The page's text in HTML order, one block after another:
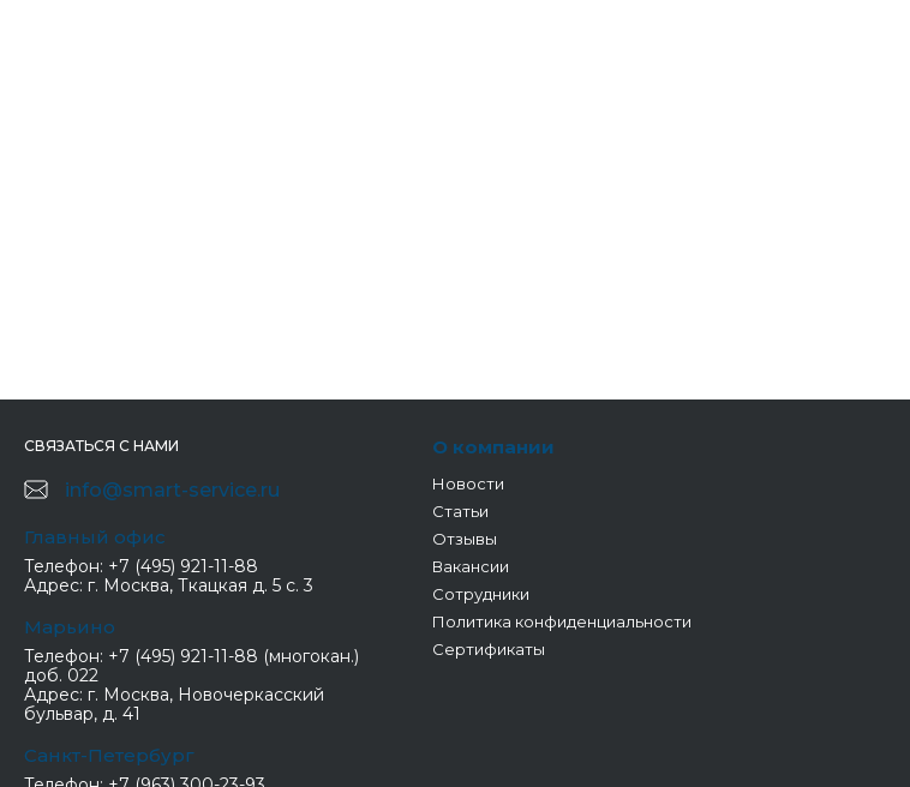
СВЯЗАТЬСЯ С НАМИ
info@smart-service.ru
Главный офис
Телефон: +7 (495) 921-11-88
Адрес: г. Москва, Ткацкая д. 5 с. 3
Марьино
Телефон: +7 (495) 921-11-88 (многокан.)
доб. 022
Адрес: г. Москва, Новочеркасский
бульвар, д. 41
Санкт-Петербург
О компании
Новости
Статьи
Отзывы
Вакансии
Сотрудники
Политика конфиденциальности
Сертификаты